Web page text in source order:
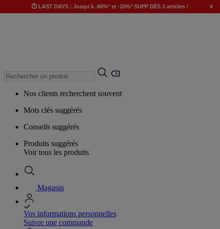
⏱️ LAST DAYS : Jusqu'à -60%* et -20%* SUPP DÈS 3 articles ! x
Nos clients recherchent souvent
Mots clés suggérés
Conseils suggérés
Produits suggérés
Voir tous les produits
Magasin
Vos informations personnelles
Suivre une commande